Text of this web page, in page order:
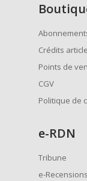
Crédits
Points de
CGV
Politique de
e-RDN
Tribune
e-Recensions